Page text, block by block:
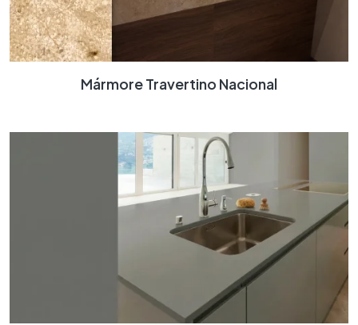
Mármore Travertino Nacional